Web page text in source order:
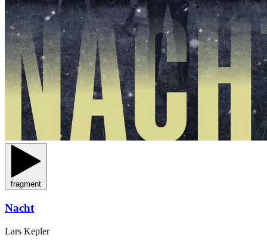
fragment
Nacht
Lars Kepler